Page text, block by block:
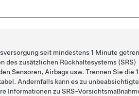
seit mindestens 1 Minute
des zusätzlichen Rückhaltesystems (SRS)
Sensoren, Airbags usw. Trennen Sie die
Andernfalls kann es zu
Informationen zu SRS-